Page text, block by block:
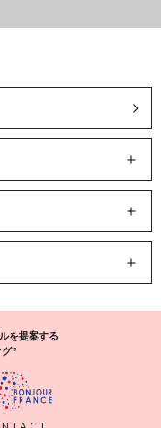
を提案する
”